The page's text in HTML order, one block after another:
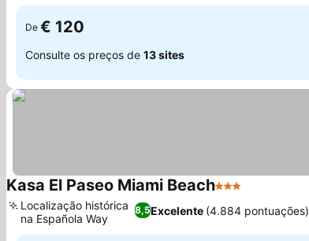
De € 120
Consulte os preços de 13 sites
Kasa El Paseo Miami Beach3 Estrelas
8,5Excelente (4.884 pontuações)
Localização histórica
na Española Way